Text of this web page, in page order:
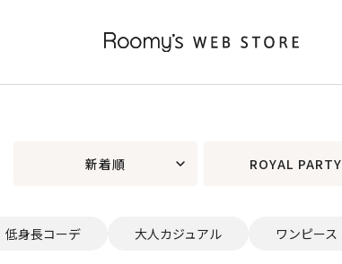
新着順 ROYAL PARTY
低身長コーデ 大人カジュアル ワンピース